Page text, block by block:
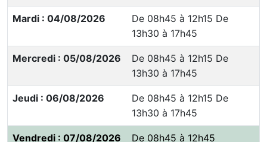
Mardi : 04/08/2026
De 08h45 à 12h15 De
13h30 à 17h45
Mercredi : 05/08/2026
De 08h45 à 12h15 De
13h30 à 17h45
Jeudi : 06/08/2026
De 08h45 à 12h15 De
13h30 à 17h45
Vendredi : 07/08/2026 De 08h45 à 12h45